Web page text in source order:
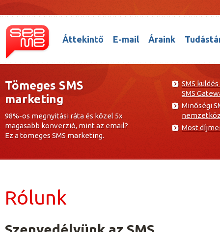
Áttekintő E-mail Áraink
Tömeges SMS
marketing
98%-os megnyitási ráta és közel 5x
magasabb konverzió, mint az email?
Ez a tömeges SMS marketing.
SMS
SMS
Minőségi
Most
Rólunk